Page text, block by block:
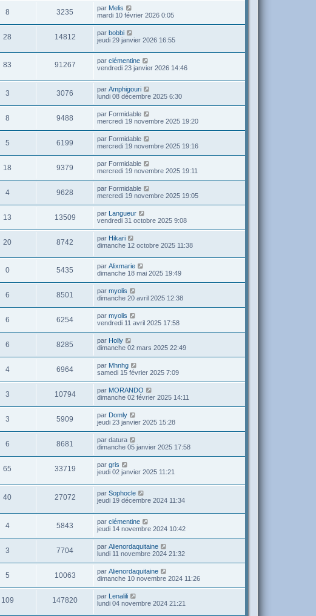
8 3235 par Melis
mardi 10 février 2026 0:05
28 14812 par bobbi
jeudi 29 janvier 2026 16:55
83 91267 par clémentine
vendredi 23 janvier 2026 14:46
3 3076 par Amphigouri
lundi 08 décembre 2025 6:30
8 9488 par Formidable
mercredi 19 novembre 2025 19:20
5 6199 par Formidable
mercredi 19 novembre 2025 19:16
18 9379 par Formidable
mercredi 19 novembre 2025 19:11
4 9628 par Formidable
mercredi 19 novembre 2025 19:05
13 13509 par Langueur
vendredi 31 octobre 2025 9:08
20 8742 par Hikari
dimanche 12 octobre 2025 11:38
0 5435 par Alixmarie
dimanche 18 mai 2025 19:49
6 8501 par myolis
dimanche 20 avril 2025 12:38
6 6254 par myolis
vendredi 11 avril 2025 17:58
6 8285 par Holly
dimanche 02 mars 2025 22:49
4 6964 par Mhnhg
samedi 15 février 2025 7:09
3 10794 par MORANDO
dimanche 02 février 2025 14:11
3 5909 par Domly
jeudi 23 janvier 2025 15:28
6 8681 par datura
dimanche 05 janvier 2025 17:58
65 33719 par gris
jeudi 02 janvier 2025 11:21
40 27072 par Sophocle
jeudi 19 décembre 2024 11:34
4 5843 par clémentine
jeudi 14 novembre 2024 10:42
3 7704 par Alienordaquitaine
lundi 11 novembre 2024 21:32
5 10063 par Alienordaquitaine
dimanche 10 novembre 2024 11:26
109 147820 par Lenalili
lundi 04 novembre 2024 21:21